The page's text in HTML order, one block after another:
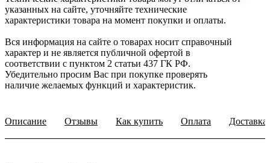
указанных на сайте, уточняйте технические
характеристики товара на момент покупки и оплаты.
Вся информация на сайте о товарах носит справочный
характер и не является публичной офертой в
соответствии с пунктом 2 статьи 437 ГК РФ.
Убедительно просим Вас при покупке проверять
наличие желаемых функций и характеристик.
Описание Отзывы Как купить Оплата Доставка